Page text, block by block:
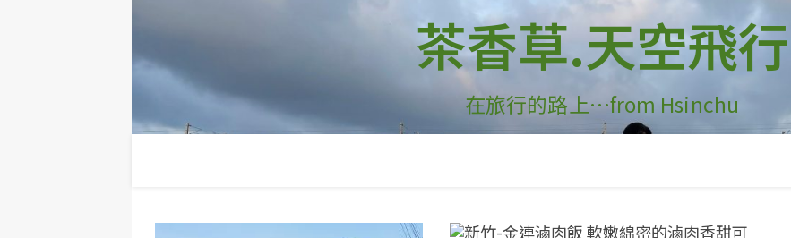
茶香草.天空飛行
在旅行的路上…from Hsinchu